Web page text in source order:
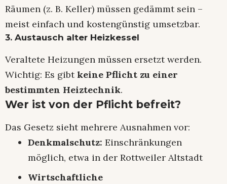
Räumen (z. B. Keller) müssen gedämmt sein –
meist einfach und kostengünstig umsetzbar.
3. Austausch alter Heizkessel
Veraltete Heizungen müssen ersetzt werden.
Wichtig: Es gibtkeine Pflicht zu einer
bestimmten Heiztechnik.
Wer ist von der Pflicht befreit?
Das Gesetz sieht mehrere Ausnahmen vor:
Denkmalschutz: Einschränkungen
möglich, etwa in der Rottweiler Altstadt
Wirtschaftliche